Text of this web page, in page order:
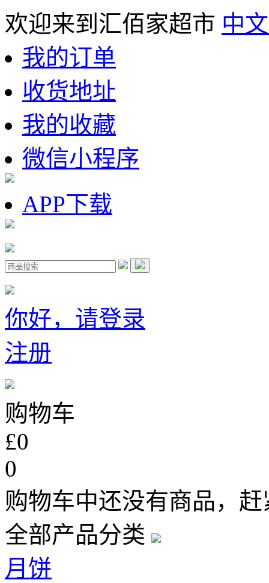
欢迎来到汇佰家超市 中
我的订单
收货地址
我的收藏
微信小程序
APP下载
你好，请登录
注册
购物车
£0
0
购物车中还没有商品，
全部产品分类
月饼